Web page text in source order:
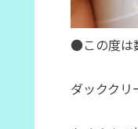
●この度は
ダックク